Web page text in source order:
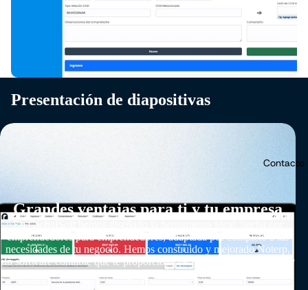
Contacto
Presentación de diapositivas
Grandes ventajas para ti y tu empresa
En GlobalSoft hemos diseñado la herramienta ideal, hecha por
emprendedores para emprendedores, adaptada por completo a las
necesidades de tu negocio. Hemos construido y mejorado Noterp,
un software contable que te proporciona facilidad, calidad, tiempo y
organización.